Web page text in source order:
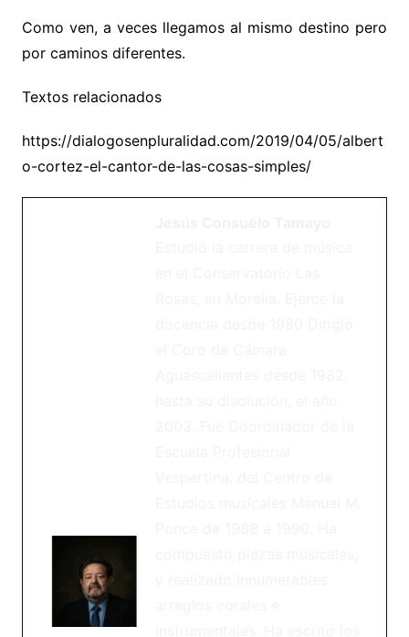
Como ven, a veces llegamos al mismo destino pero
por caminos diferentes.
Textos relacionados
https://dialogosenpluralidad.com/2019/04/05/albert
o-cortez-el-cantor-de-las-cosas-simples/